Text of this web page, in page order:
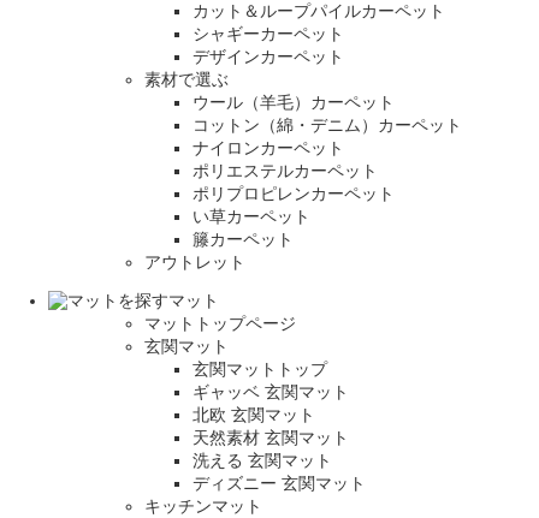
カット＆ループパイルカーペット
シャギーカーペット
デザインカーペット
素材で選ぶ
ウール（羊毛）カーペット
コットン（綿・デニム）カーペット
ナイロンカーペット
ポリエステルカーペット
ポリプロピレンカーペット
い草カーペット
籐カーペット
アウトレット
マット
マットトップページ
玄関マット
玄関マットトップ
ギャッベ 玄関マット
北欧 玄関マット
天然素材 玄関マット
洗える 玄関マット
ディズニー 玄関マット
キッチンマット